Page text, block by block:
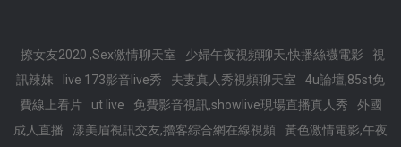
撩女友2020 ,Sex激情聊天室 少婦午夜視頻聊天,快播絲襪電影
視
訊辣妹
live 173影音live秀 夫妻真人秀視頻聊天室
4u論壇,85st免
費線上看片
ut live 免費影音視訊,showlive現場直播真人秀
外國
成人直播
漾美眉視訊交友,擼客綜合網在線視頻
黃色激情電影,午夜